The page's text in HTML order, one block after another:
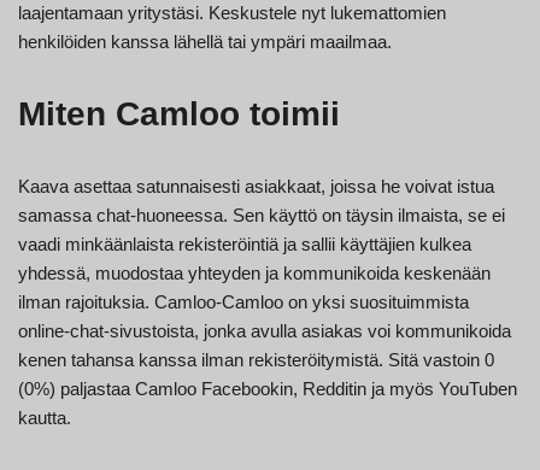
laajentamaan yritystäsi. Keskustele nyt lukemattomien
henkilöiden kanssa lähellä tai ympäri maailmaa.
Miten Camloo toimii
Kaava asettaa satunnaisesti asiakkaat, joissa he voivat istua
samassa chat-huoneessa. Sen käyttö on täysin ilmaista, se ei
vaadi minkäänlaista rekisteröintiä ja sallii käyttäjien kulkea
yhdessä, muodostaa yhteyden ja kommunikoida keskenään
ilman rajoituksia. Camloo-Camloo on yksi suosituimmista
online-chat-sivustoista, jonka avulla asiakas voi kommunikoida
kenen tahansa kanssa ilman rekisteröitymistä. Sitä vastoin 0
(0%) paljastaa Camloo Facebookin, Redditin ja myös YouTuben
kautta.